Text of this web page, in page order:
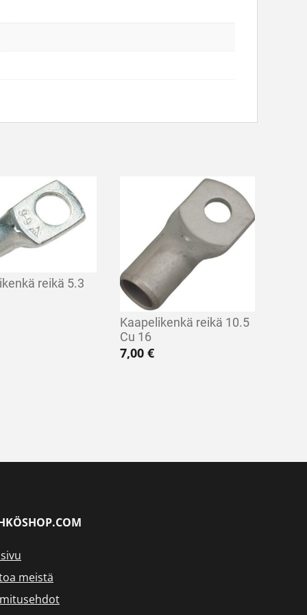
15,70 €
reikä 5.3
Kaapelikenkä reikä 10.5
Cu 16
7,00€
meistä